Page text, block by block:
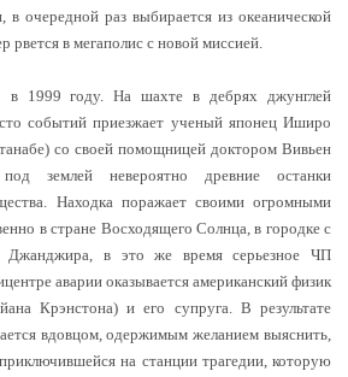
в очередной раз выбирается из океанической
рвется в мегаполис с новой миссией.
в 1999 году. На шахте в дебрях джунглей
событий приезжает ученый японец Иширо
со своей помощницей доктором Вивьен
землей невероятно древние останки
Находка поражает своими огромными
в стране Восходящего Солнца, в городке с
Джанджира, в это же время серьезное ЧП
аварии оказывается американский физик
Крэнстона) и его супруга. В результате
вдовцом, одержимым желанием выяснить,
на станции трагедии, которую